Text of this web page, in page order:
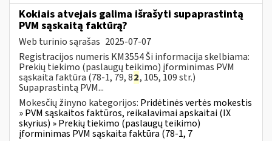
Kokiais atvejais galima išrašyti supaprastintą
PVM sąskaitą faktūrą?
Web turinio sąrašas 2025-07-07
Registracijos numeris KM3554 Ši informacija skelbiama:
Prekių tiekimo (paslaugų teikimo) įforminimas PVM
sąskaita faktūra (78-1, 79, 82, 105, 109 str.)
Supaprastintą PVM...
Mokesčių žinyno kategorijos: Pridėtinės vertės mokestis
» PVM sąskaitos faktūros, reikalavimai apskaitai (IX
skyrius) » Prekių tiekimo (paslaugų teikimo)
įforminimas PVM sąskaita faktūra (78-1, 7